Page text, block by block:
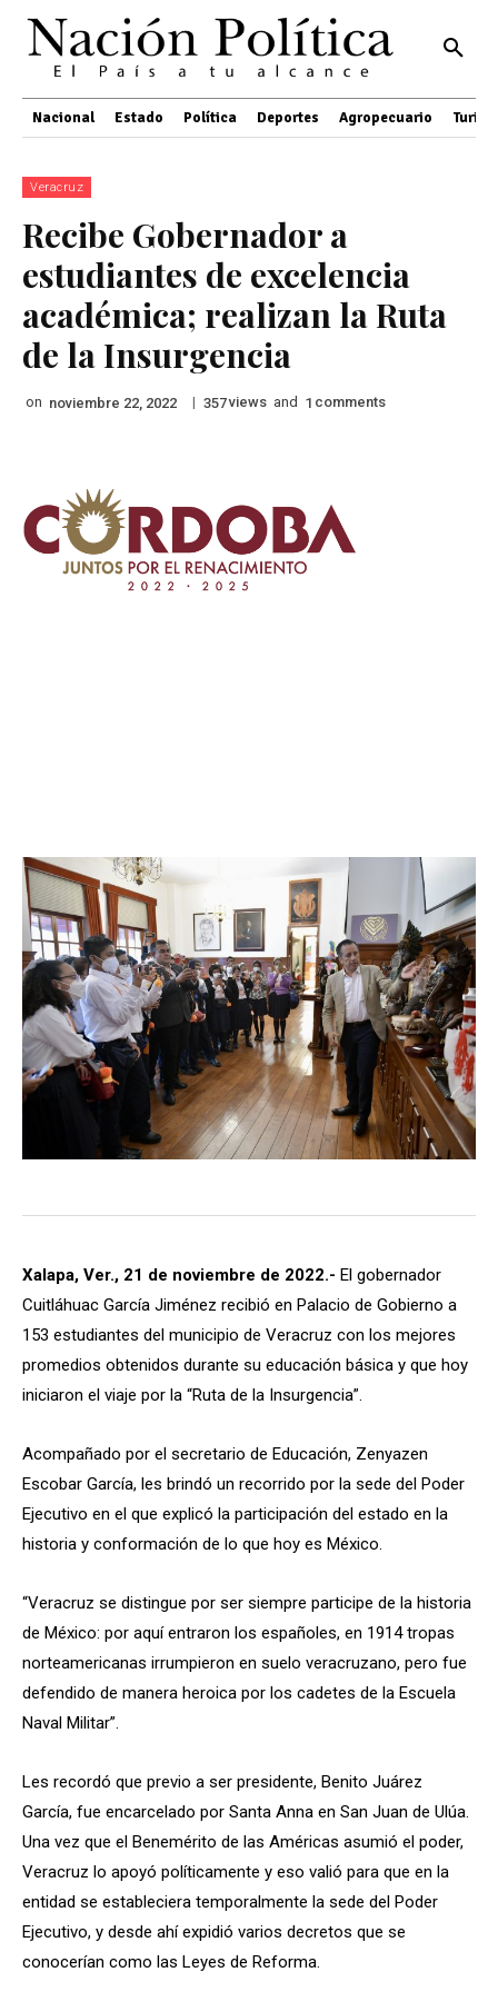
Nacional Estado Política Deportes Agropecuario
Veracruz
Recibe Gobernador a
estudiantes de excelencia
académica; realizan la Ruta
de la Insurgencia
on noviembre 22, 2022 | 357views and 1 comments
Xalapa, Ver., 21 de noviembre de 2022.- El gobernador
Cuitláhuac García Jiménez recibió en Palacio de Gobierno a
153 estudiantes del municipio de Veracruz con los mejores
promedios obtenidos durante su educación básica y que hoy
iniciaron el viaje por la “Ruta de la Insurgencia”.
Acompañado por el secretario de Educación, Zenyazen
Escobar García, les brindó un recorrido por la sede del Poder
Ejecutivo en el que explicó la participación del estado en la
historia y conformación de lo que hoy es México.
“Veracruz se distingue por ser siempre participe de la historia
de México: por aquí entraron los españoles, en 1914 tropas
norteamericanas irrumpieron en suelo veracruzano, pero fue
defendido de manera heroica por los cadetes de la Escuela
Naval Militar”.
Les recordó que previo a ser presidente, Benito Juárez
García, fue encarcelado por Santa Anna en San Juan de Ulúa.
Una vez que el Benemérito de las Américas asumió el poder,
Veracruz lo apoyó políticamente y eso valió para que en la
entidad se estableciera temporalmente la sede del Poder
Ejecutivo, y desde ahí expidió varios decretos que se
conocerían como las Leyes de Reforma.